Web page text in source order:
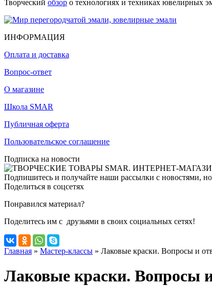
Творческий обзор о технологиях и техниках ювелирных
ИНФОРМАЦИЯ
Оплата и доставка
Вопрос-ответ
О магазине
Школа SMAR
Публичная оферта
Пользовательское соглашение
Подписка на новости
Подпишитесь и получайте наши рассылки с новостями,
Поделиться в соцсетях
Понравился материал?
Поделитесь им с друзьями в своих социальных сетях!
Главная » Мастер-классы » Лаковые краски. Вопросы и
Лаковые краски. Вопросы